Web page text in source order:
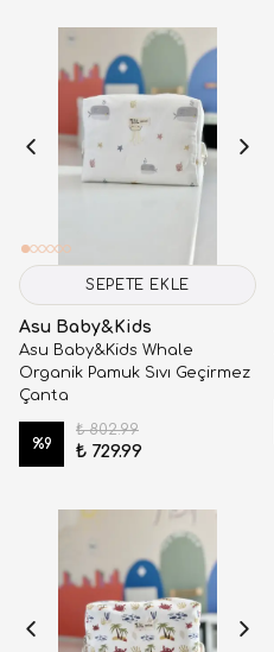
SEPETE EKLE
Asu Baby&Kids
Asu Baby&Kids Whale
Organik Pamuk Sıvı Geçirmez
Çanta
%9
₺ 802.99
₺ 729.99